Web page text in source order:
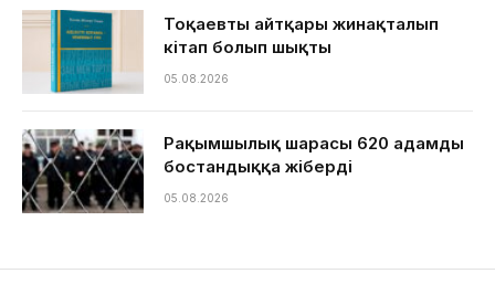
Тоқаевтың айтқары жинақталып
кітап болып шықты
05.08.2026
Рақымшылық шарасы 620 адамды
бостандыққа жіберді
05.08.2026